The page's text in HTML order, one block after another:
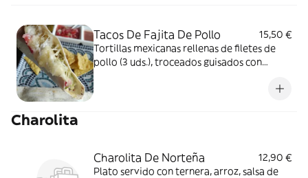
Tacos De Fajita De Pollo
15,50 €
Tortillas mexicanas rellenas de filetes de
pollo (3 uds.), troceados guisados con
Charolita
Charolita De Norteña
12,90 €
Plato servido con ternera, arroz, salsa de